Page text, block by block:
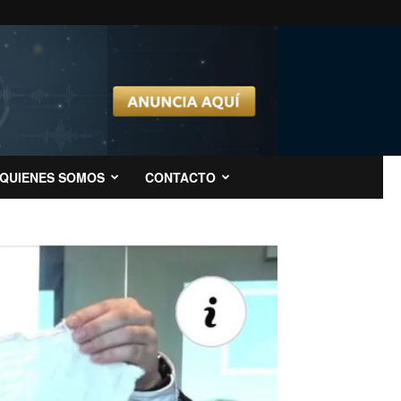
QUIENES SOMOS CONTACTO